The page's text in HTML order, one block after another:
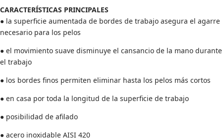
CARACTERÍSTICAS PRINCIPALES
● la superficie aumentada de bordes de trabajo asegura el agarre
necesario para los pelos
● el movimiento suave disminuye el cansancio de la mano durante
el trabajo
● los bordes finos permiten eliminar hasta los pelos más cortos
● en casa por toda la longitud de la superficie de trabajo
● posibilidad de afilado
● acero inoxidable AISI 420